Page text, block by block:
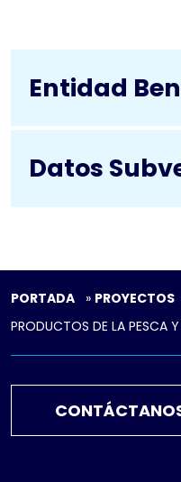
PORTADA » PROYECTOS
PRODUCTOS DE LA PESCA
Entidad
Datos